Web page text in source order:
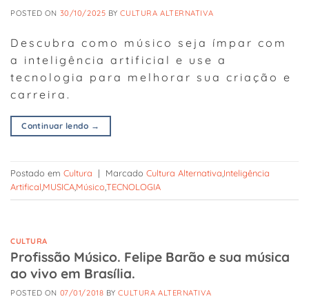
POSTED ON 30/10/2025 BYCULTURA ALTERNATIVA
Descubra como músico seja ímpar com
a inteligência artificial e use a
tecnologia para melhorar sua criação e
carreira.
Continuar lendo →
Postado em Cultura | Marcado Cultura Alternativa Inteligência
Artifical MUSICAMúsicoTECNOLOGIA
CULTURA
Profissão Músico. Felipe Barão e sua música
ao vivo em Brasília.
POSTED ON 07/01/2018 BYCULTURA ALTERNATIVA